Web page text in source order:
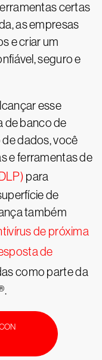
certas
as empresas
e criar um
seguro e
esse
de banco de
dados, você
e ferramentas de
para
de
também
de próxima
de
como parte da